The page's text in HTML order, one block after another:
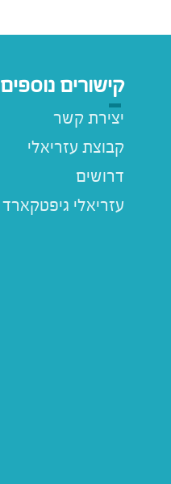
קישורים נוספים
יצירת קשר
קבוצת עזריאלי
דרושים